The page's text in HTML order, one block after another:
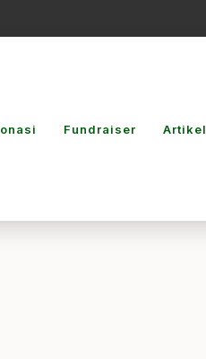
Fundraiser Artikel